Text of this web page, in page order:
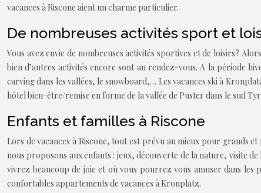
vacances à Riscone aient un charme particulier.
De nombreuses activités sport et
Vous avez envie de nombreuses activités sportives et de loisirs?
bien d’autres activités encore sont au rendez-vous. A la période
carving dans les vallées, le snowboard,… Les vacances ski à
hôtel bien-être/remise en forme de la vallée de Puster dans le sud
Enfants et familles à Riscone
Lors de vacances à Riscone, tout est prévu au mieux pour grands
nous proposons aux enfants : jeux, découverte de la nature, visite
vivrez beaucoup de joie et où vous pourrez vous amuser dans les
confortables appartements de vacances à Kronplatz.